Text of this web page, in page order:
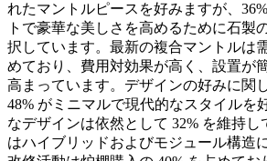
れたマントルピースを好みますが、
トで豪華な美しさを高めるために石製
択しています。最新の複合マントルは
めており、費用対効果が高く、設置が
高まっています。デザインの好みに関
48% がミニマルで現代的なスタイルを
なデザインは依然として 32% を維持し
はハイブリッドおよびモジュール構造